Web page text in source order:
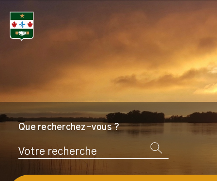
Que recherchez-vous ?
Rechercher